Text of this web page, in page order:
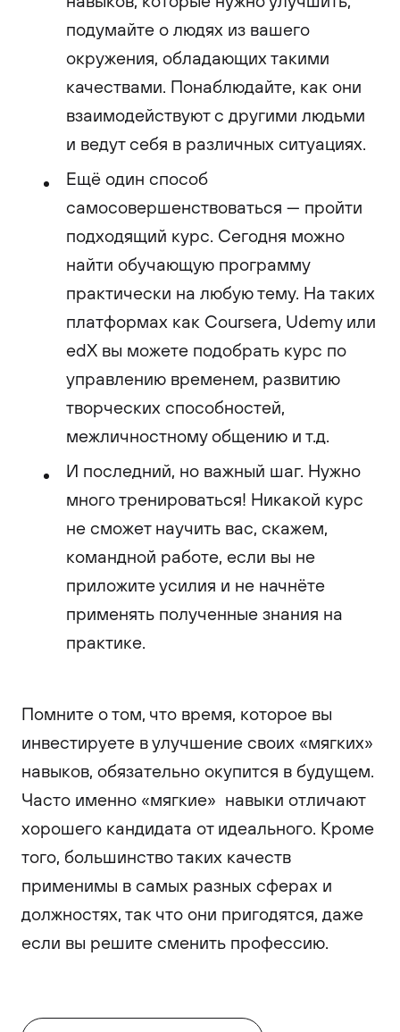
подумайте о людях из вашего
окружения, обладающих такими
качествами. Понаблюдайте, как они
взаимодействуют с другими людьми
и ведут себя в различных ситуациях.
Ещё один способ
самосовершенствоваться — пройти
подходящий курс. Сегодня можно
найти обучающую программу
практически на любую тему. На таких
платформах как Coursera, Udemy или
edX вы можете подобрать курс по
управлению временем, развитию
творческих способностей,
межличностному общению и т.д.
И последний, но важный шаг. Нужно
много тренироваться! Никакой курс
не сможет научить вас, скажем,
командной работе, если вы не
приложите усилия и не начнёте
применять полученные знания на
практике.
Помните о том, что время, которое вы
инвестируете в улучшение своих «мягких»
навыков, обязательно окупится в будущем.
Часто именно «мягкие» навыки отличают
хорошего кандидата от идеального. Кроме
того, большинство таких качеств
применимы в самых разных сферах и
должностях, так что они пригодятся, даже
если вы решите сменить профессию.